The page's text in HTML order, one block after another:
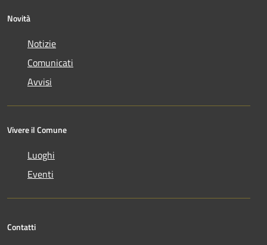
Novità
Notizie
Comunicati
Avvisi
Vivere il Comune
Luoghi
Eventi
Contatti